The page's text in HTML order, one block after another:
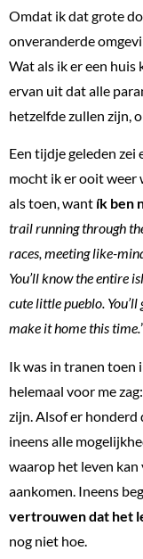
Omdat ik dat grote
onveranderde
Wat als ik er een huis
ervan uit dat alle
hetzelfde zullen zijn,
Een tijdje geleden zei
mocht ik er ooit weer
als toen, want ík ben
trail running through
races, meeting like-
You’ll know the entire
cute little pueblo.
make it home this time.
Ik was in tranen toen
helemaal voor me
zijn. Alsof er honderd
ineens alle
waarop het leven kan
aankomen. Ineens
vertrouwen dat het
nog niet hoe.